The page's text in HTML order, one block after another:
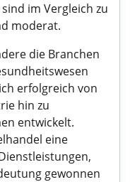
im Vergleich zu
moderat.
die Branchen
erfolgreich von
hin zu
entwickelt.
eine
gewonnen